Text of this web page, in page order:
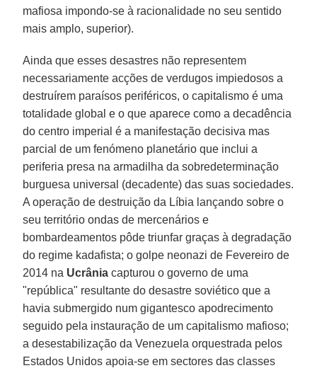
mafiosa impondo-se à racionalidade no seu sentido
mais amplo, superior).
Ainda que esses desastres não representem
necessariamente acções de verdugos impiedosos a
destruírem paraísos periféricos, o capitalismo é uma
totalidade global e o que aparece como a decadência
do centro imperial é a manifestação decisiva mas
parcial de um fenómeno planetário que inclui a
periferia presa na armadilha da sobredeterminação
burguesa universal (decadente) das suas sociedades.
A operação de destruição da Líbia lançando sobre o
seu território ondas de mercenários e
bombardeamentos pôde triunfar graças à degradação
do regime kadafista; o golpe neonazi de Fevereiro de
2014 na Ucrânia capturou o governo de uma
"república" resultante do desastre soviético que a
havia submergido num gigantesco apodrecimento
seguido pela instauração de um capitalismo mafioso;
a desestabilização da Venezuela orquestrada pelos
Estados Unidos apoia-se em sectores das classes